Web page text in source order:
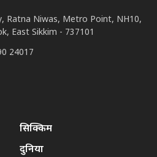
Ratna Niwas, Metro Point, NH10,
East Sikkim - 737101
24017
सिक्किम
दुनिया